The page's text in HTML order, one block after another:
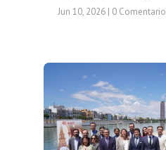
Jun 10, 2026| 0 Comentario